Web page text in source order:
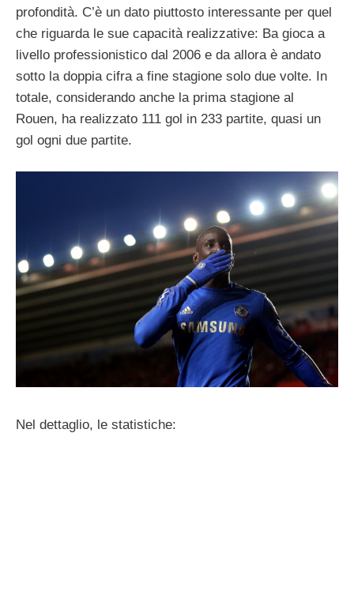
profondità. C’è un dato piuttosto interessante per quel
che riguarda le sue capacità realizzative: Ba gioca a
livello professionistico dal 2006 e da allora è andato
sotto la doppia cifra a fine stagione solo due volte. In
totale, considerando anche la prima stagione al
Rouen, ha realizzato 111 gol in 233 partite, quasi un
gol ogni due partite.
Nel dettaglio, le statistiche: